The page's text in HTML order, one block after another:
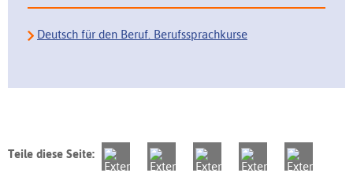
Deutsch für den Beruf. Berufssprachkurse
Teile diese Seite: